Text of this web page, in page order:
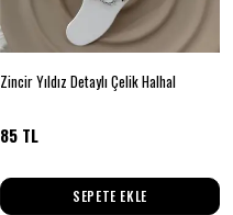
Zincir Yıldız Detaylı Çelik Halhal
85 TL
SEPETE EKLE